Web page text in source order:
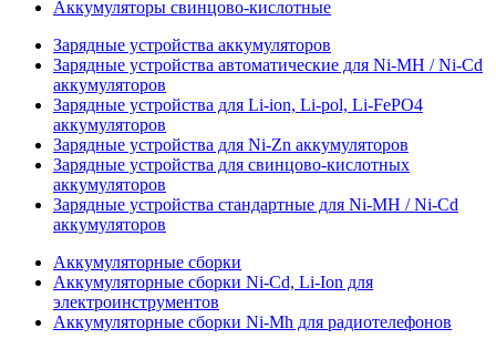
Аккумуляторы свинцово-кислотные
Зарядные устройства аккумуляторов
Зарядные устройства автоматические для Ni-MH / Ni-Cd
аккумуляторов
Зарядные устройства для Li-ion, Li-pol, Li-FePO4
аккумуляторов
Зарядные устройства для Ni-Zn аккумуляторов
Зарядные устройства для свинцово-кислотных
аккумуляторов
Зарядные устройства стандартные для Ni-MH / Ni-Cd
аккумуляторов
Аккумуляторные сборки
Аккумуляторные сборки Ni-Cd, Li-Ion для
электроинструментов
Аккумуляторные сборки Ni-Mh для радиотелефонов